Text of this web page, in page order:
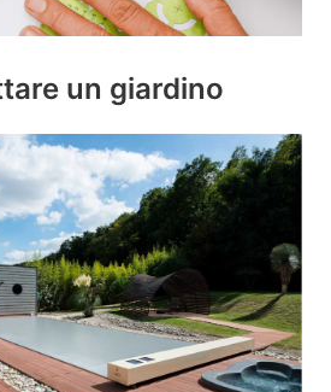
un giardino